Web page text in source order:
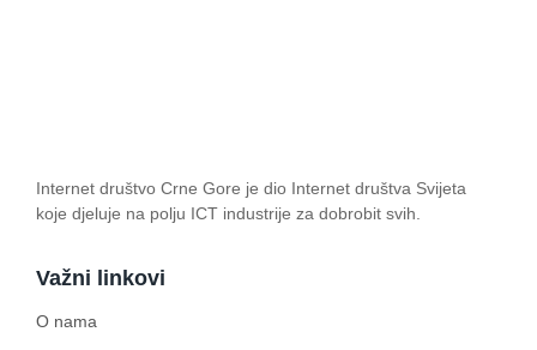
Internet društvo Crne Gore je dio Internet društva Svijeta
koje djeluje na polju ICT industrije za dobrobit svih.
Važni linkovi
O nama